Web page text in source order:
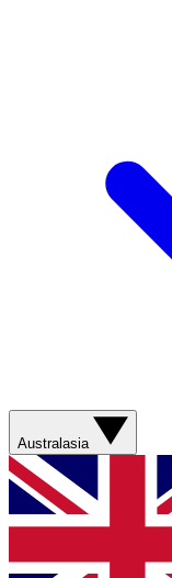
Australasia